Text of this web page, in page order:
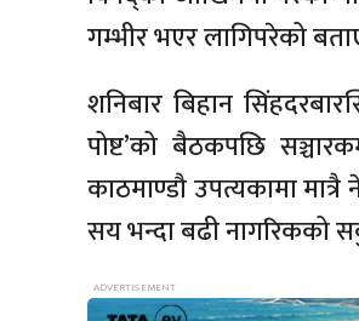
गम्भीर भएर लागिपरेको
शनिबार बिहान
पोष्ट’को बैठकपछि
काठमाण्डौउपत्यकामा मात्रै
सय भन्दा बढी नागरिकको